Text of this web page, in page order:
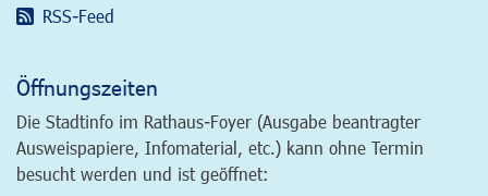
RSS-Feed
Öffnungszeiten
Die Stadtinfo im Rathaus-Foyer (Ausgabe beantragter
Ausweispapiere, Infomaterial, etc.) kann ohne Termin
besucht werden und ist geöffnet: